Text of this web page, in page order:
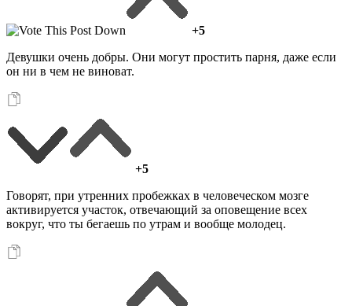
+5
Девушки очень добры. Они могут простить парня, даже если
он ни в чем не виноват.
+5
Говорят, при утренних пробежках в человеческом мозге
активируется участок, отвечающий за оповещение всех
вокруг, что ты бегаешь по утрам и вообще молодец.